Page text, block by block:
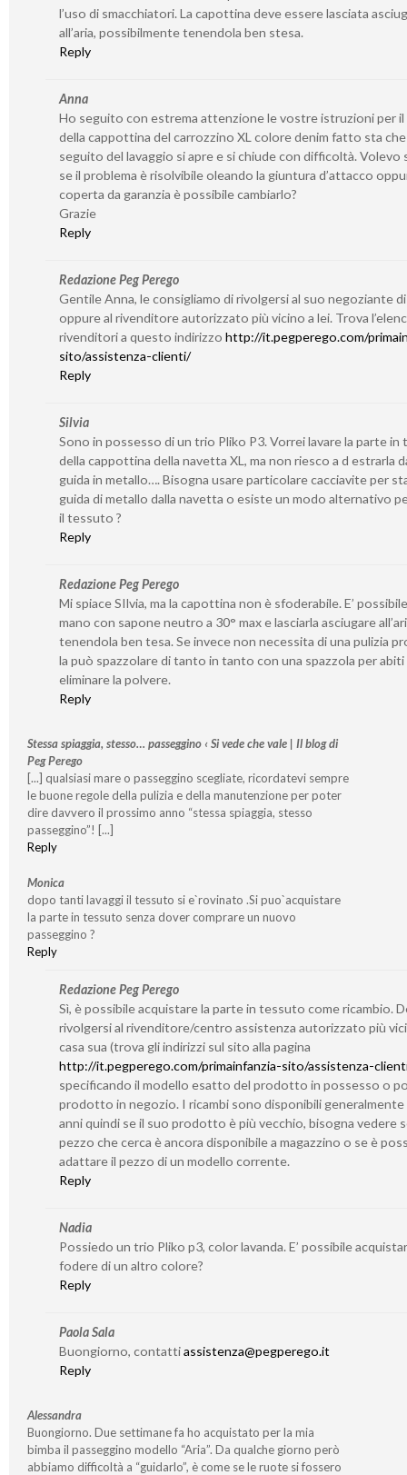
l’uso di smacchiatori. La capottina deve essere lasciata
all’aria, possibilmente tenendola ben stesa.
Reply
Anna
Ho seguito con estrema attenzione le vostre istruzioni per il
della cappottina del carrozzino XL colore denim fatto sta che
seguito del lavaggio si apre e si chiude con difficoltà. Volevo
se il problema è risolvibile oleando la giuntura d’attacco
coperta da garanzia è possibile cambiarlo?
Grazie
Reply
Redazione Peg Perego
Gentile Anna, le consigliamo di rivolgersi al suo negoziante
oppure al rivenditore autorizzato più vicino a lei. Trova
rivenditori a questo indirizzo http://it.pegperego.com/
sito/assistenza-clienti/
Reply
Silvia
Sono in possesso di un trio Pliko P3. Vorrei lavare la parte in
della cappottina della navetta XL, ma non riesco a d estrarla
guida in metallo…. Bisogna usare particolare cacciavite per
guida di metallo dalla navetta o esiste un modo alternativo
il tessuto ?
Reply
Redazione Peg Perego
Mi spiace SIlvia, ma la capottina non è sfoderabile. E’
mano con sapone neutro a 30° max e lasciarla asciugare
tenendola ben tesa. Se invece non necessita di una pulizia
la può spazzolare di tanto in tanto con una spazzola per abiti
eliminare la polvere.
Reply
Stessa spiaggia, stesso… passeggino ‹ Si vede che vale | Il blog di
Peg Perego
[...] qualsiasi mare o passeggino scegliate, ricordatevi sempre
le buone regole della pulizia e della manutenzione per poter
dire davvero il prossimo anno “stessa spiaggia, stesso
passeggino”! [...]
Reply
Monica
dopo tanti lavaggi il tessuto si e`rovinato .Si puo`acquistare
la parte in tessuto senza dover comprare un nuovo
passeggino ?
Reply
Redazione Peg Perego
Sì, è possibile acquistare la parte in tessuto come ricambio.
rivolgersi al rivenditore/centro assistenza autorizzato più
casa sua (trova gli indirizzi sul sito alla pagina
http://it.pegperego.com/primainfanzia-sito/assistenza-
specificando il modello esatto del prodotto in possesso o
prodotto in negozio. I ricambi sono disponibili generalmente
anni quindi se il suo prodotto è più vecchio, bisogna vedere
pezzo che cerca è ancora disponibile a magazzino o se è
adattare il pezzo di un modello corrente.
Reply
Nadia
Possiedo un trio Pliko p3, color lavanda. E’ possibile
fodere di un altro colore?
Reply
Paola Sala
Buongiorno, contattiassistenza@pegperego.it
Reply
Alessandra
Buongiorno. Due settimane fa ho acquistato per la mia
bimba il passeggino modello “Aria”. Da qualche giorno però
abbiamo difficoltà a “guidarlo”, è come se le ruote si fossero